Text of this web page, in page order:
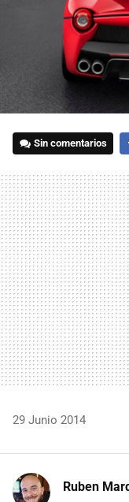
Sin comentarios
29 Junio 2014
Ruben